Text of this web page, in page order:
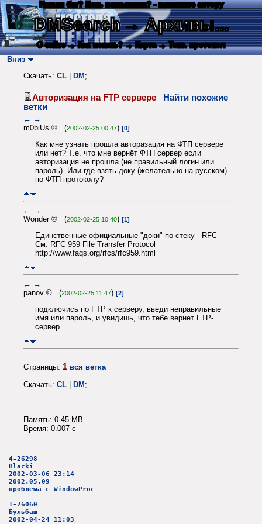
Нашли баг? Есть пожелания? - напишите автору
DMSearch→ Архивы...
О сайте → Как искать? → Карта → Текс. протокол
Вниз
Скачать: CL DM ;
Авторизация на FTP сервере
Найти похожие
ветки
← →
m0biUs © (2002-02-25 00:47) [0]
Как мне узнать прошла авторазация на ФТП сервере
или нет? Т.е. что мне вернёт ФТП сервер если
авторизация не прошла (не правильный логин или
пароль). Или где взять доку (желательно на русском)
по ФТП протоколу?
← →
Wonder © (2002-02-25 10:40) [1]
Единственные официальные "доки" по стеку - RFC
См. RFC 959 File Transfer Protocol
http://www.faqs.org/rfcs/rfc959.html
← →
panov © (2002-02-25 11:47) [2]
подключись по FTP к серверу, введи неправильные
имя или пароль, и увидишь, что тебе вернет FTP-
сервер.
Страницы: 1 вся ветка
Скачать: CL | DM;
Память: 0.45 MB
Время: 0.007 c
4-26298
Blacki
2002-03-06 23:14
2002.05.09
проблема с WindowProc
1-26060
Бульбаш
2002-04-24 11:03